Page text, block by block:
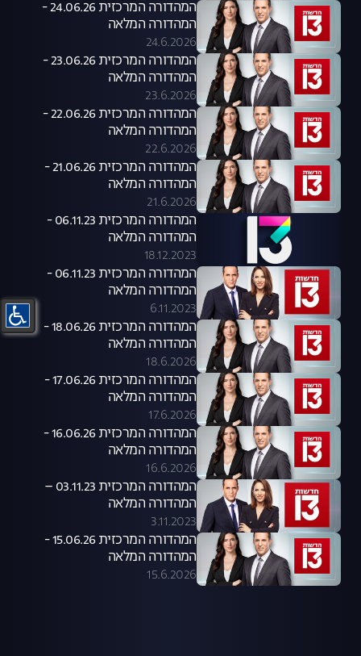
המהדורה המרכזית 24.06.26 -
המהדורה המלאה
24.6.2026
המהדורה המרכזית 23.06.26 -
המהדורה המלאה
23.6.2026
המהדורה המרכזית 22.06.26 -
המהדורה המלאה
22.6.2026
המהדורה המרכזית 21.06.26 -
המהדורה המלאה
21.6.2026
המהדורה המרכזית 06.11.23 -
המהדורה המלאה
18.12.2023
המהדורה המרכזית 06.11.23 -
המהדורה המלאה
6.11.2023
המהדורה המרכזית 18.06.26 -
המהדורה המלאה
18.6.2026
המהדורה המרכזית 17.06.26 -
המהדורה המלאה
17.6.2026
המהדורה המרכזית 16.06.26 -
המהדורה המלאה
16.6.2026
המהדורה המרכזית 03.11.23 –
המהדורה המלאה
3.11.2023
המהדורה המרכזית 15.06.26 -
המהדורה המלאה
15.6.2026